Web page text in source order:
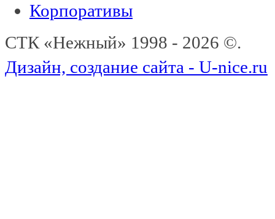
Корпоративы
СТК «Нежный» 1998 - 2026 ©.
Дизайн, создание сайта - U-nice.ru